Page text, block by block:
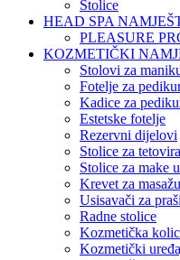
Stolice
HEAD SPA
PLEASURE
KOZMETIČKI
Stolovi za
Fotelje za
Kadice za
Estetske fotelje
Rezervni dijelovi
Stolice za
Stolice za make
Krevet za masažu
Usisavači za
Radne stolice
Kozmetička
Kozmetički